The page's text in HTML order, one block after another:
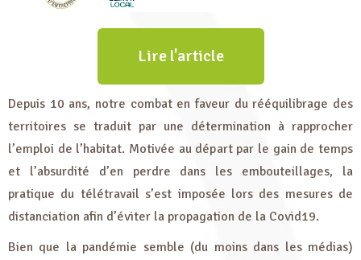
Lire l'article
Depuis 10 ans, notre combat en faveur du rééquilibrage des
territoires se traduit par une détermination à rapprocher
l’emploi de l’habitat. Motivée au départ par le gain de temps
et l’absurdité d’en perdre dans les embouteillages, la
pratique du télétravail s’est imposée lors des mesures de
distanciation afin d’éviter la propagation de la Covid19.
Bien que la pandémie semble (du moins dans les médias)